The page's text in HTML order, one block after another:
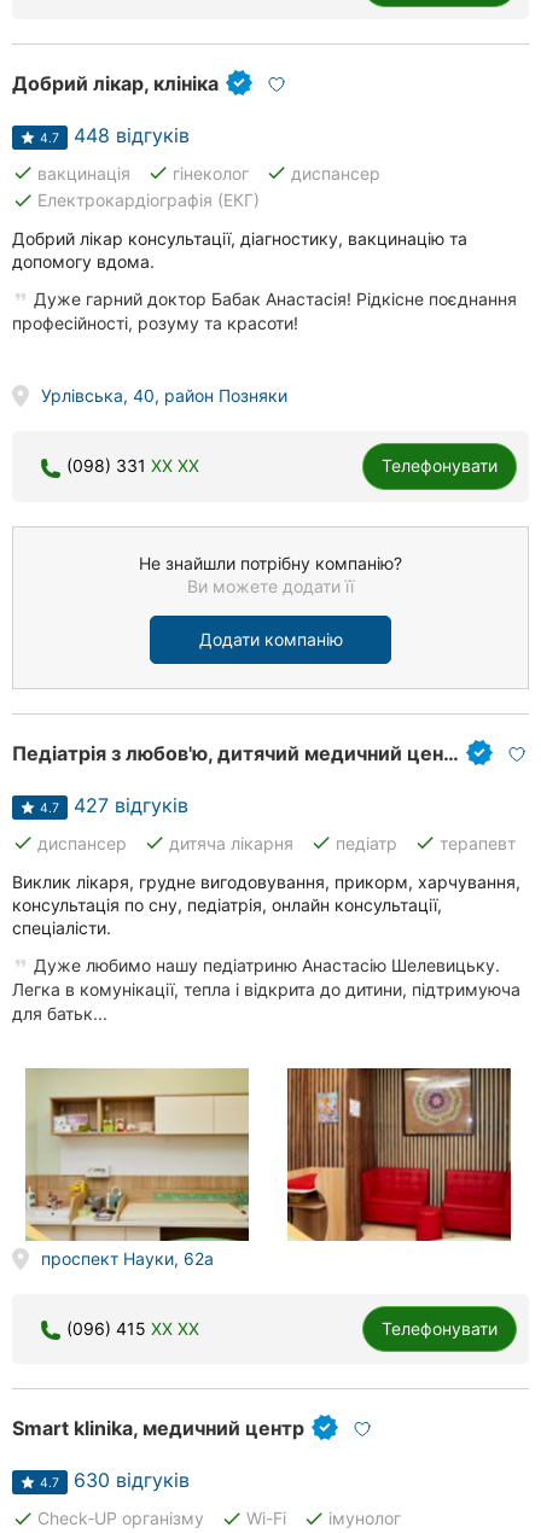
Добрий лікар, клініка
4.7 448 відгуків
done вакцинація done гінеколог done диспансер
done Електрокардіографія (ЕКГ)
Добрий лікар консультації, діагностику, вакцинацію та
допомогу вдома.
Дуже гарний доктор Бабак Анастасiя! Рідкісне поєднання
професійності, розуму та красоти!
Урлівська, 40, район Позняки
(098) 331 XX XX Телефонувати
Не знайшли потрібну компанію?
Ви можете додати її
Додати компанію
Педіатрія з любов'ю, дитячий медичний центр
4.7 427 відгуків
done диспансер done дитяча лікарня done педіатр done терапевт
Виклик лікаря, грудне вигодовування, прикорм, харчування,
консультація по сну, педіатрія, онлайн консультації,
спеціалісти.
Дуже любимо нашу педіатриню Анастасію Шелевицьку.
Легка в комунікації, тепла і відкрита до дитини, підтримуюча
для батьк...
проспект Науки, 62а
(096) 415 XX XX Телефонувати
Smart klinika, медичний центр
4.7 630 відгуків
done Check‑UP організму done Wi-Fi done імунолог